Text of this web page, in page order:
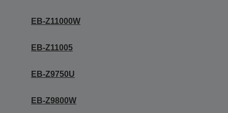
EB-Z11000W
EB-Z11005
EB-Z9750U
EB-Z9800W